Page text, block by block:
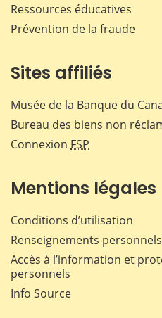
Ressources éducatives
Prévention de la fraude
Sites affiliés
Musée de la Banque du
Bureau des biens non
Connexion FSP
Mentions légales
Conditions d’utilisation
Renseignements personnels
Accès à l’information et
personnels
Info Source